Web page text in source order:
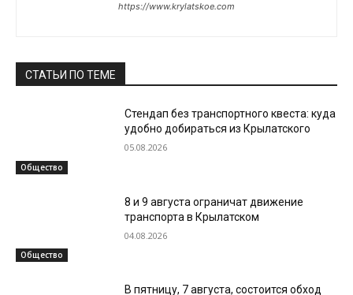
https://www.krylatskoe.com
СТАТЬИ ПО ТЕМЕ
Общество
Стендап без транспортного квеста: куда
удобно добираться из Крылатского
05.08.2026
Общество
8 и 9 августа ограничат движение
транспорта в Крылатском
04.08.2026
В пятницу, 7 августа, состоится обход